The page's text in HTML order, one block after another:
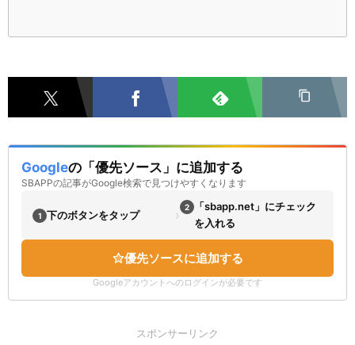
Googleの「優先ソース」に追加する
SBAPPの記事がGoogle検索で見つけやすくなります
1 下のボタンをタップ › 2
「sbapp.net」にチェック
を入れる
優先ソースに追加する
Googleアカウントへのログインが必要です
スポンサーリンク